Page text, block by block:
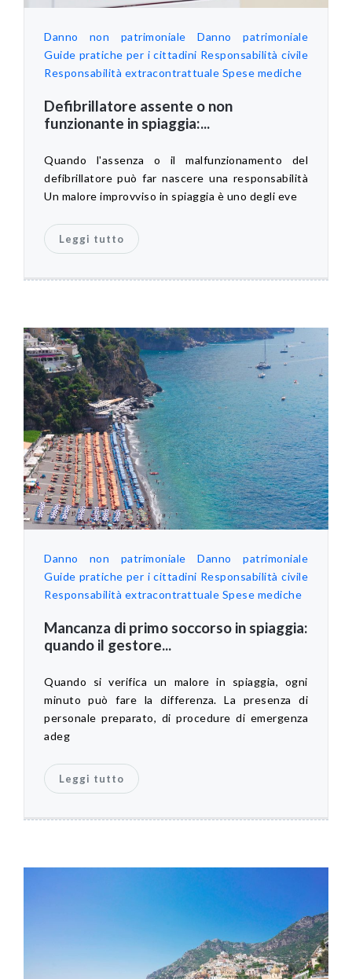
Danno non patrimoniale
Danno patrimoniale
Guide pratiche per i cittadini Responsabilità civile
Responsabilità extracontrattuale Spese mediche
Defibrillatore assente o non
funzionante in spiaggia:...
Quando l'assenza o il malfunzionamento del
defibrillatore può far nascere una responsabilità
Un malore improvviso in spiaggia è uno degli eve
Leggi tutto
Danno non patrimoniale
Danno patrimoniale
Guide pratiche per i cittadini Responsabilità civile
Responsabilità extracontrattuale Spese mediche
Mancanza di primo soccorso in spiaggia:
quando il gestore...
Quando si verifica un malore in spiaggia, ogni
minuto può fare la differenza. La presenza di
personale preparato, di procedure di emergenza
adeg
Leggi tutto